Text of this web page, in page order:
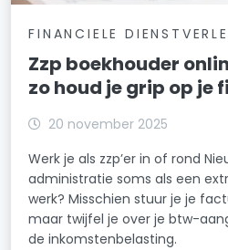
FINANCIELE
Zzp boekhouder
zo houd je grip op je
20 november 2025
Werk je als zzp’er in of rond
administratie soms als een
werk? Misschien stuur je je
maar twijfel je over je btw-
de inkomstenbelasting.